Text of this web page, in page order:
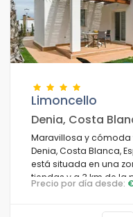
Limoncello
Denia, Costa
Maravillosa y
Denia, Costa Blanca,
está situada en una
tiendas y a 3 km de la
Precio por día desde: